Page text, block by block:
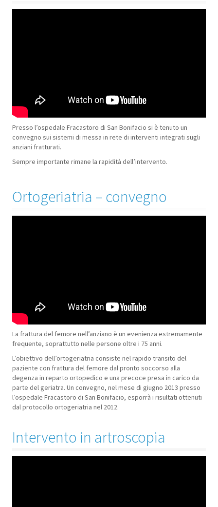
Presso l’ospedale Fracastoro di San Bonifacio si è tenuto un
convegno sui sistemi di messa in rete di interventi integrati sugli
anziani fratturati.
Sempre importante rimane la rapidità dell’intervento.
Ortogeriatria – convegno
La frattura del femore nell’anziano è un evenienza estremamente
frequente, soprattutto nelle persone oltre i 75 anni.
L’obiettivo dell’ortogeriatria consiste nel rapido transito del
paziente con frattura del femore dal pronto soccorso alla
degenza in reparto ortopedico e una precoce presa in carico da
parte del geriatra. Un convegno, nel mese di giugno 2013 presso
l’ospedale Fracastoro di San Bonifacio, esporrà i risultati ottenuti
dal protocollo ortogeriatria nel 2012.
Intervento in artroscopia